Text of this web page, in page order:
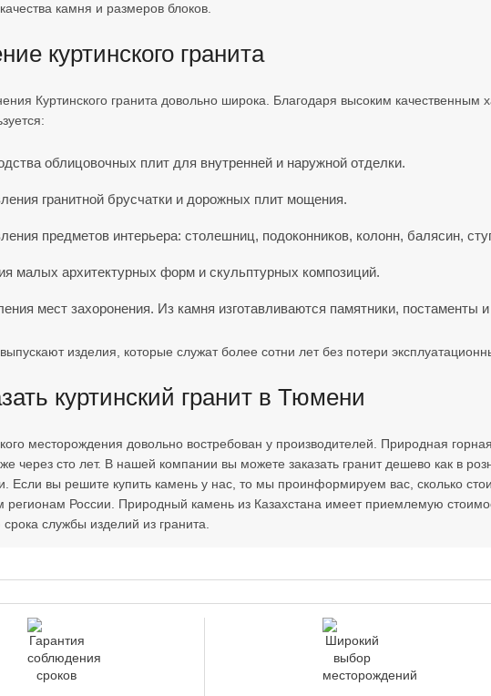
камня и размеров блоков.
куртинского гранита
Куртинского гранита довольно широка. Благодаря высоким качественным
облицовочных плит для внутренней и наружной отделки.
гранитной брусчатки и дорожных плит мощения.
предметов интерьера: столешниц, подоконников, колонн, балясин,
малых архитектурных форм и скульптурных композиций.
мест захоронения. Из камня изготавливаются памятники, постаменты и
изделия, которые служат более сотни лет без потери
куртинский гранит в Тюмени
месторождения довольно востребован у производителей. Природная
через сто лет. В нашей компании вы можете заказать гранит дешево как в
Если вы решите купить камень у нас, то мы проинформируем вас, сколько
регионам России. Природный камень из Казахстана имеет приемлемую
службы изделий из гранита.